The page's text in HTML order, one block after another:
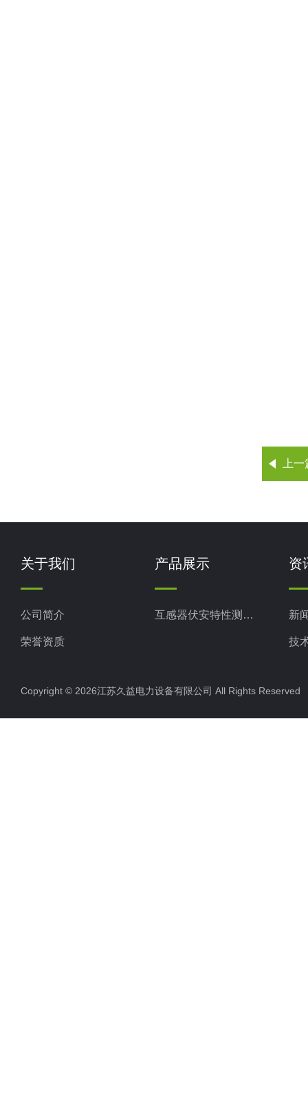
上
关于我们
公司简介
荣誉资质
产品展示
互感器伏安特性测试仪
资
新
技
Copyright © 2026江苏久益电力设备有限公司 All Rights